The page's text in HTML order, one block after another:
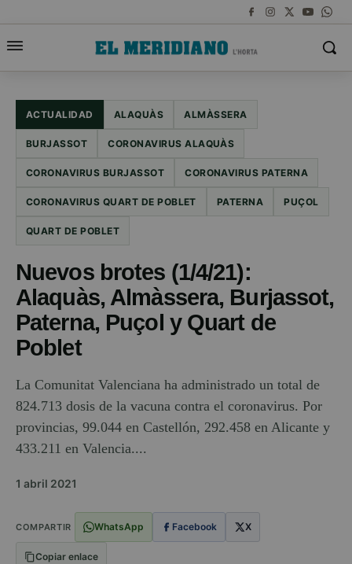
ACTUALIDAD ALAQUÀS ALMÀSSERA
BURJASSOT CORONAVIRUS ALAQUÀS
CORONAVIRUS BURJASSOT CORONAVIRUS PATERNA
CORONAVIRUS QUART DE POBLET PATERNA PUÇOL
QUART DE POBLET
Nuevos brotes (1/4/21):
Alaquàs, Almàssera, Burjassot,
Paterna, Puçol y Quart de
Poblet
La Comunitat Valenciana ha administrado un total de
824.713 dosis de la vacuna contra el coronavirus. Por
provincias, 99.044 en Castellón, 292.458 en Alicante y
433.211 en Valencia....
1 abril 2021
COMPARTIR WhatsApp Facebook X
Copiar enlace